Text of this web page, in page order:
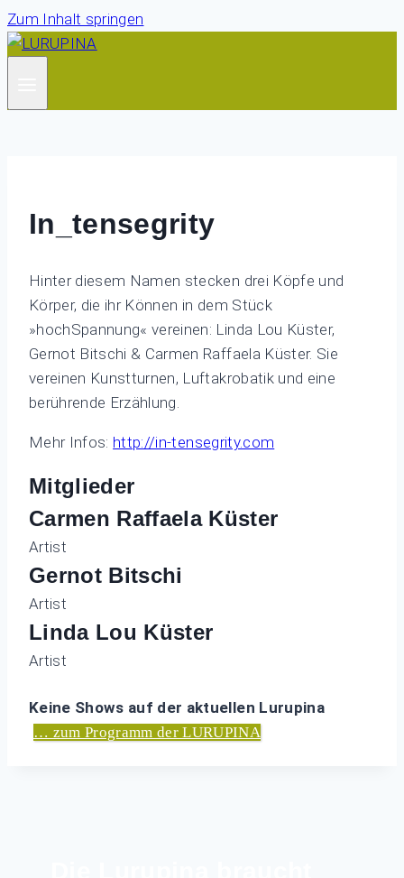
Zum Inhalt springen
In_tensegrity
Hinter diesem Namen stecken drei Köpfe und
Körper, die ihr Können in dem Stück
»hochSpannung« vereinen: Linda Lou Küster,
Gernot Bitschi & Carmen Raffaela Küster. Sie
vereinen Kunstturnen, Luftakrobatik und eine
berührende Erzählung.
Mehr Infos: http://in-tensegrity.com
Mitglieder
Carmen Raffaela Küster
Artist
Gernot Bitschi
Artist
Linda Lou Küster
Artist
Keine Shows auf der aktuellen Lurupina
… zum Programm der LURUPINA